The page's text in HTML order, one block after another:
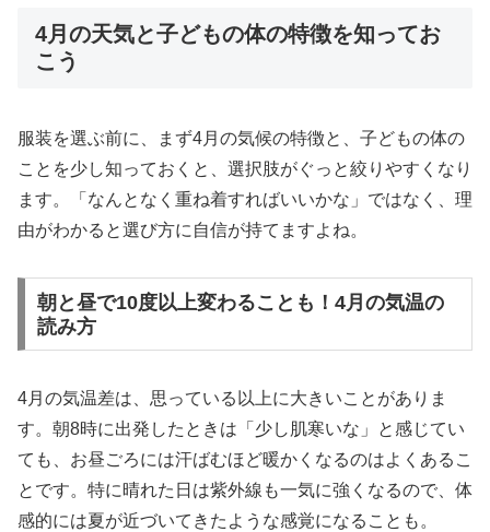
4月の天気と子どもの体の特徴を知ってお
こう
服装を選ぶ前に、まず4月の気候の特徴と、子どもの体の
ことを少し知っておくと、選択肢がぐっと絞りやすくなり
ます。「なんとなく重ね着すればいいかな」ではなく、理
由がわかると選び方に自信が持てますよね。
朝と昼で10度以上変わることも！4月の気温の
読み方
4月の気温差は、思っている以上に大きいことがありま
す。朝8時に出発したときは「少し肌寒いな」と感じてい
ても、お昼ごろには汗ばむほど暖かくなるのはよくあるこ
とです。特に晴れた日は紫外線も一気に強くなるので、体
感的には夏が近づいてきたような感覚になることも。